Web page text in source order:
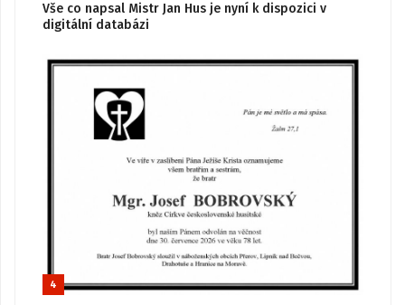
Vše co napsal Mistr Jan Hus je nyní k dispozici v
digitální databázi
4